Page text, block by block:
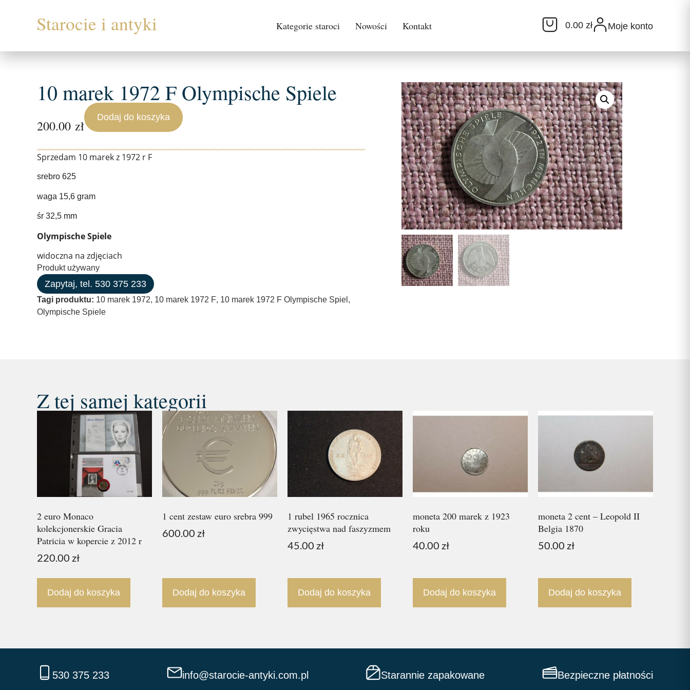
Kategorie staroci Nowości Kontakt 0.00 zł Moje konto
10 marek 1972 F Olympische Spiele
200.00 zł
Dodaj do koszyka
Sprzedam 10 marek z 1972 r F
srebro 625
waga 15,6 gram
śr 32,5 mm
Olympische Spiele
widoczna na zdjęciach
Produkt używany
Zapytaj, tel. 530 375 233
Tagi produktu: 10 marek 1972, 10 marek 1972 F, 10 marek 1972 F Olympische Spiel ,
Olympische Spiele
Z tej samej kategorii
2 euro Monaco
kolekcjonerskie Gracia
Patricia w kopercie z 2012 r
220.00 zł
Dodaj do koszyka
1 cent zestaw euro srebra 999
600.00 zł
Dodaj do koszyka
1 rubel 1965 rocznica
zwycięstwa nad faszyzmem
45.00 zł
Dodaj do koszyka
moneta 200 marek z 1923
roku
40.00 zł
Dodaj do koszyka
moneta 2 cent – Leopold II
Belgia 1870
50.00 zł
Dodaj do koszyka
530 375 233 info@starocie-antyki.com.pl Starannie zapakowane Bezpieczne płatności